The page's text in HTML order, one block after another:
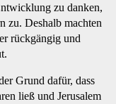
zu danken,
zu. Deshalb machten
rückgängig und
Grund dafür, dass
ließ und Jerusalem